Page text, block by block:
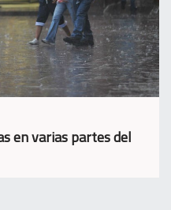
en varias partes del